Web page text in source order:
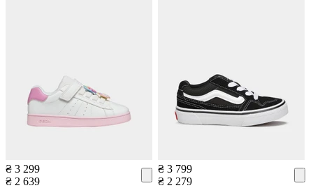
₴ 3 299
₴ 2 639
₴ 3 799
₴ 2 279